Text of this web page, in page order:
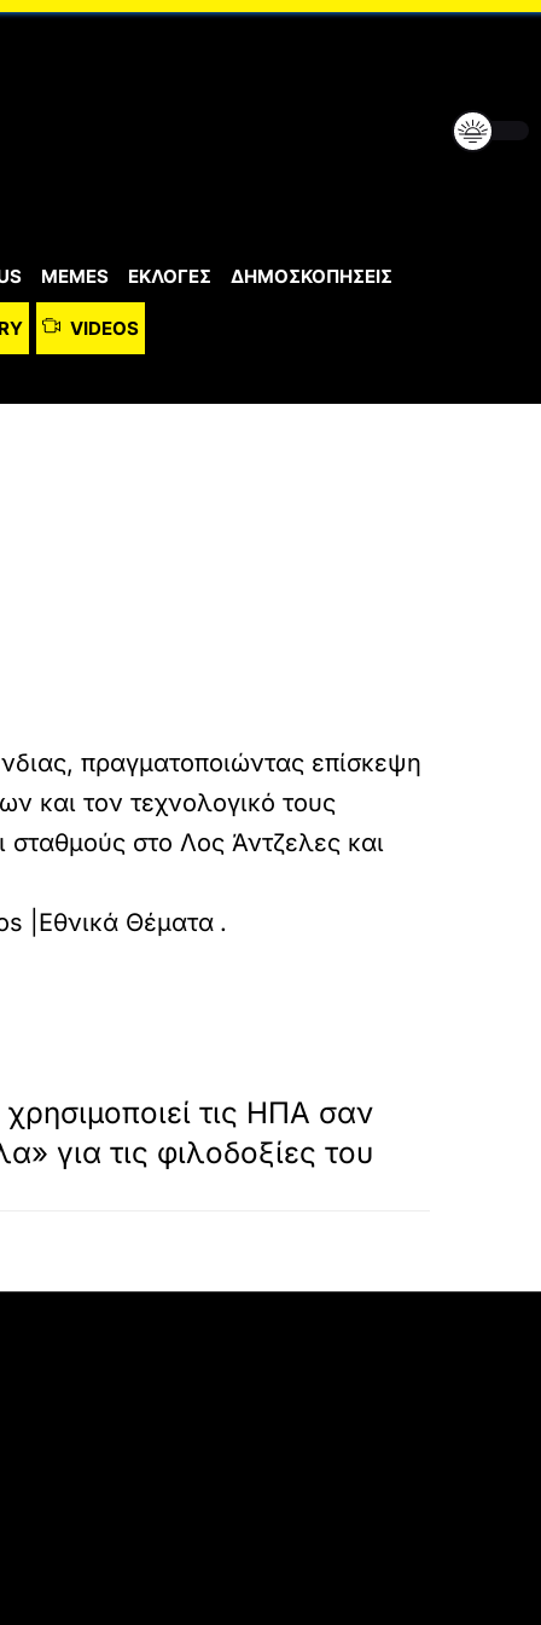
MEMES ΕΚΛΟΓΕΣ ΔΗΜΟΣΚΟΠΗΣΕΙΣ
VIDEOS
πραγματοποιώντας επίσκεψη
και τον τεχνολογικό τους
σταθμούς στο Λος Άντζελες και
technologion-sto-epikentro-
|Εθνικά Θέματα .
τις ΗΠΑ σαν
για τις φιλοδοξίες του